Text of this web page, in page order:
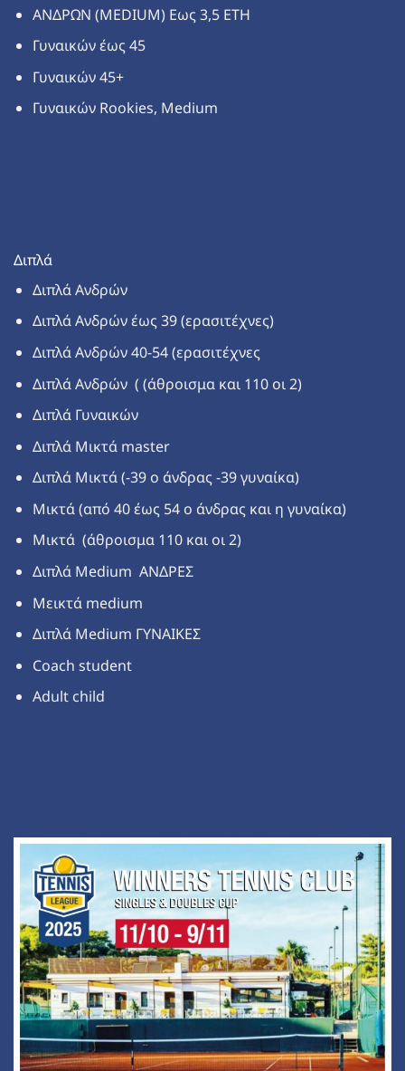
ΑΝΔΡΩΝ (MEDIUM) Εως 3,5 ΕΤΗ
Γυναικών έως 45
Γυναικών 45+
Γυναικών Rookies, Medium
Διπλά
Διπλά Ανδρών
Διπλά Ανδρών έως 39 (ερασιτέχνες)
Διπλά Ανδρών 40-54 (ερασιτέχνες
Διπλά Ανδρών ( (άθροισμα και 110 οι 2)
Διπλά Γυναικών
Διπλά Μικτά master
Διπλά Μικτά (-39 ο άνδρας -39 γυναίκα)
Μικτά (από 40 έως 54 ο άνδρας και η γυναίκα)
Μικτά (άθροισμα 110 και οι 2)
Διπλά Medium ΑΝΔΡΕΣ
Μεικτά medium
Διπλά Medium ΓΥΝΑIΚΕΣ
Coach student
Adult child